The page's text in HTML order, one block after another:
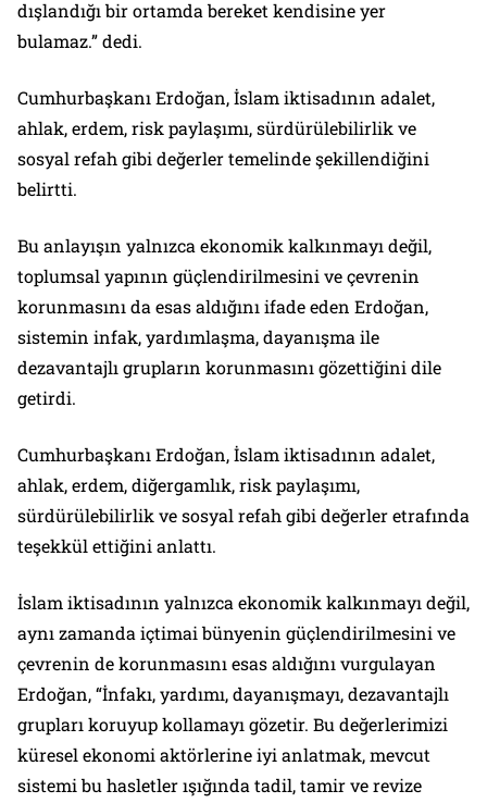
dışlandığı bir ortamda bereket kendisine yer
bulamaz.” dedi.
Cumhurbaşkanı Erdoğan, İslam iktisadının adalet,
ahlak, erdem, risk paylaşımı, sürdürülebilirlik ve
sosyal refah gibi değerler temelinde şekillendiğini
belirtti.
Bu anlayışın yalnızca ekonomik kalkınmayı değil,
toplumsal yapının güçlendirilmesini ve çevrenin
korunmasını da esas aldığını ifade eden Erdoğan,
sistemin infak, yardımlaşma, dayanışma ile
dezavantajlı grupların korunmasını gözettiğini dile
getirdi.
Cumhurbaşkanı Erdoğan, İslam iktisadının adalet,
ahlak, erdem, diğergamlık, risk paylaşımı,
sürdürülebilirlik ve sosyal refah gibi değerler etrafında
teşekkül ettiğini anlattı.
İslam iktisadının yalnızca ekonomik kalkınmayı değil,
aynı zamanda içtimai bünyenin güçlendirilmesini ve
çevrenin de korunmasını esas aldığını vurgulayan
Erdoğan, “İnfakı, yardımı, dayanışmayı, dezavantajlı
grupları koruyup kollamayı gözetir. Bu değerlerimizi
küresel ekonomi aktörlerine iyi anlatmak, mevcut
sistemi bu hasletler ışığında tadil, tamir ve revize